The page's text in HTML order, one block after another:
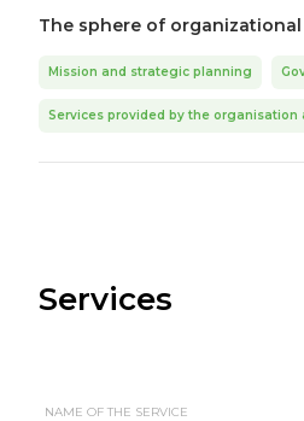
The sphere of
Mission and strategic planning
Services provided by the
Services
NAME OF THE SERVICE